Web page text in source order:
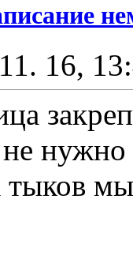
16,
тыков